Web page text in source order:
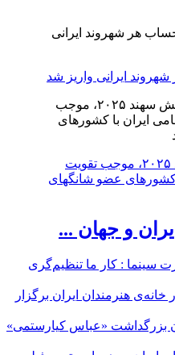
سردار جوانی: رزمایش سهند ۲۰۲۵، موجب تقویت
کشور‌های عضو شانگهای
و جهان ...
سینما : کار ما تنظیم‌گری
هنرمندان ایران برگزار
بزرگداشت «عباس کیارستمی»